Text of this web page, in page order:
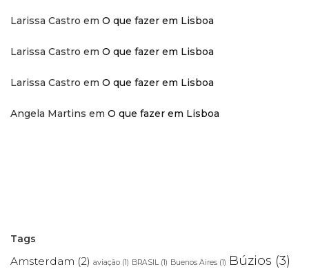
Larissa Castro em O que fazer em Lisboa
Larissa Castro em O que fazer em Lisboa
Larissa Castro em O que fazer em Lisboa
Angela Martins em O que fazer em Lisboa
Tags
Amsterdam (2) aviação (1) BRASIL (1) Buenos Aires (1) Búzios (3)